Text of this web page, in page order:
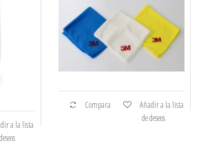
a la lista
Compara
Añadir a la lista
de deseos